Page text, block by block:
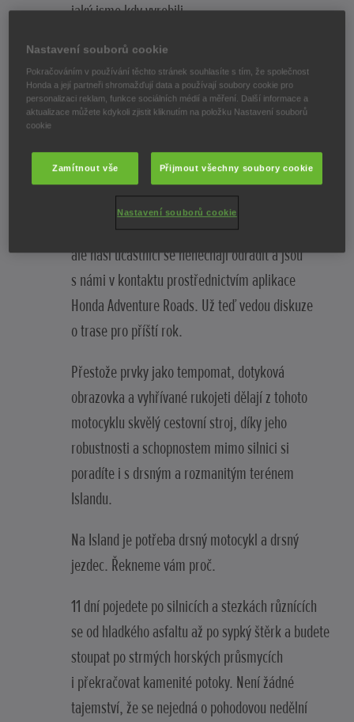
jaký jsme kdy vyrobili.
I když je doba nejistá, naše akce Honda
Adventure Roads 2022 měla neuvěřitelnou
odezvu více než 1 200 uchazečů, a pokud jste
náročné dobrodružství; inspirativní cestu
terénem, který vás opravdu vyzkouší nejen jako
jezdce, ale i jako člověka. Je smutné, že jsme
akci letos museli kvůli pandemii COVID odložit,
ale naši účastníci se nenechají odradit a jsou
s námi v kontaktu prostřednictvím aplikace
Honda Adventure Roads. Už teď vedou diskuze
o trase pro příští rok.
Přestože prvky jako tempomat, dotyková
obrazovka a vyhřívané rukojeti dělají z tohoto
motocyklu skvělý cestovní stroj, díky jeho
robustnosti a schopnostem mimo silnici si
poradíte i s drsným a rozmanitým terénem
Islandu.
Na Island je potřeba drsný motocykl a drsný
jezdec. Řekneme vám proč.
11 dní pojedete po silnicích a stezkách různících
se od hladkého asfaltu až po sypký štěrk a budete
stoupat po strmých horských průsmycích
i překračovat kamenité potoky. Není žádné
tajemství, že se nejedná o pohodovou nedělní
Nastavení souborů cookie
Pokračováním v používání těchto stránek souhlasíte s tím, že společnost
Honda a její partneři shromažďují data a používají soubory cookie pro
personalizaci reklam, funkce sociálních médií a měření. Další informace a
aktualizace můžete kdykoli zjistit kliknutím na položku Nastavení souborů
cookie
Zamítnout vše Přijmout všechny soubory cookie
Nastavení souborů cookie